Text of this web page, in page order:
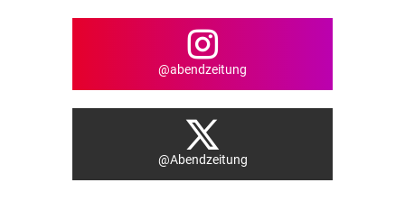
@abendzeitung
@Abendzeitung